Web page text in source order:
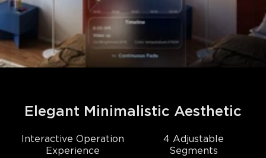
Elegant Minimalistic Aesthetic
Interactive Operation
Experience
4 Adjustable
Segments